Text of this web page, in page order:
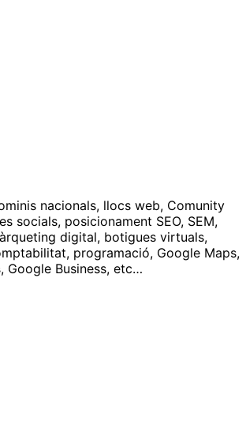
nacionals, llocs web, Comunity
socials, posicionament SEO, SEM,
digital, botigues virtuals,
programació, Google Maps,
Google Business, etc…